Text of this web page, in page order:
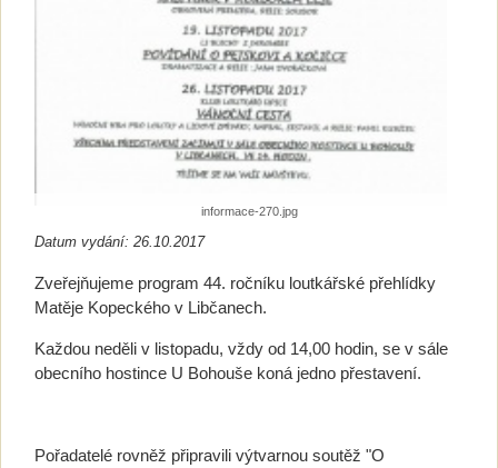
informace-270.jpg
Datum vydání: 26.10.2017
Zveřejňujeme program 44. ročníku loutkářské přehlídky
Matěje Kopeckého v Libčanech.
Každou neděli v listopadu, vždy od 14,00 hodin, se v sále
obecního hostince U Bohouše koná jedno přestavení.
Pořadatelé rovněž připravili výtvarnou soutěž "O